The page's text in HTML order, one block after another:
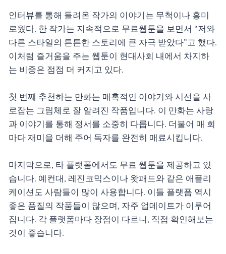
인터뷰를 통해 들려온 작가의 이야기는 무척이나 흥미
로웠다. 한 작가는 지속적으로 무료웹툰을 보면서 “저와
다른 스타일의 튼튼한 스토리에 큰 자극 받았다”고 했다.
이처럼 즐거움을 주는 웹툰이 현대사회 내에서 차지하
는 비중은 점점 더 커지고 있다.
첫 번째 추천하는 만화는 매혹적인 이야기와 시선을 사
로잡는 그림체로 잘 알려진 작품입니다. 이 만화는 사랑
과 이야기를 통해 정서를 소중히 다룹니다. 더불어 매 회
마다 재미을 더해 주어 독자를 완전히 매료시킵니다.
마지막으로, 타 플랫폼에서도 무료 웹툰을 제공하고 있
습니다. 예컨대, 레진코믹스이나 왓패드와 같은 애플리
케이션도 사람들이 많이 사용합니다. 이들 플랫폼 역시
좋은 품질의 작품들이 많으며, 자주 업데이트가 이루어
집니다. 각 플랫폼마다 장점이 다르니, 직접 확인해보는
것이 좋습니다.